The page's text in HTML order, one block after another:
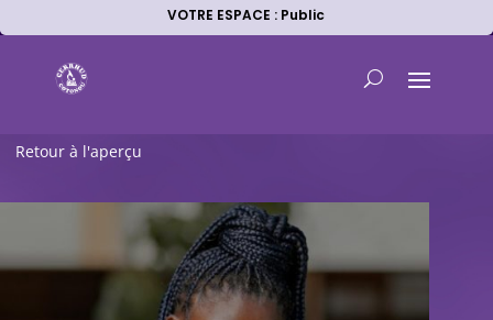
VOTRE ESPACE : Public
Retour à l'aperçu